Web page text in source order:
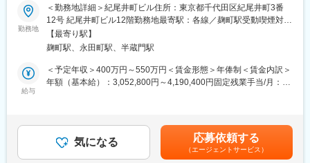
■働く環境：
・土日祝休み／月間残業部署平均20時間。
・少数精鋭で風通しはよく、自由闊達な風土です。社員平均勤続
年数は19.5年、離職率は1％未満です。
変更の範囲：会社の定める業務
英国発のライフスタイルブランド『Barbour（バブアー）』の日本
市場におけるMDとして、ブランドの世界観と戦略に沿った商品戦
略をお任せします。
本国とのやり取りを通じて、グローバルの意向を尊重しながら、
日本市場に適した展開内容を企画・提案し、商品発注や配分計画
に反映させていきます。
ルを行い、ブランドの持続的成長をリードしていただきます。
ブランドの魅力を引き出しながら、ローカル市場に即した商品戦
略を打ち出す、非常にやりがいのあるポジションです。
勤務地
＜勤務地詳細＞紀尾井町ビル住所：東京都千代田区紀尾井町3番
12号 紀尾井町ビル12階勤務地最寄駅：各線／麹町駅受動喫煙対
策：屋内全面禁煙変更の範囲：会社の定める事業所
【最寄り駅】
麹町駅、永田町駅、半蔵門駅
給与
＜予定年収＞400万円～550万円＜賃金形態＞年俸制＜賃金内訳＞
年額（基本給）：3,052,800円～4,190,400円固定残業手当/月：
給与補足＞※詳細は前職（現職）給与、ご経験を加味し決定させて
いただきます。賃金はあくまでも目安の金額であり、選考を通じ
て上下する可能性があります。月給(月額)は固定手当を含めた表記
気になる 応募依頼する
（エージェントサービス）